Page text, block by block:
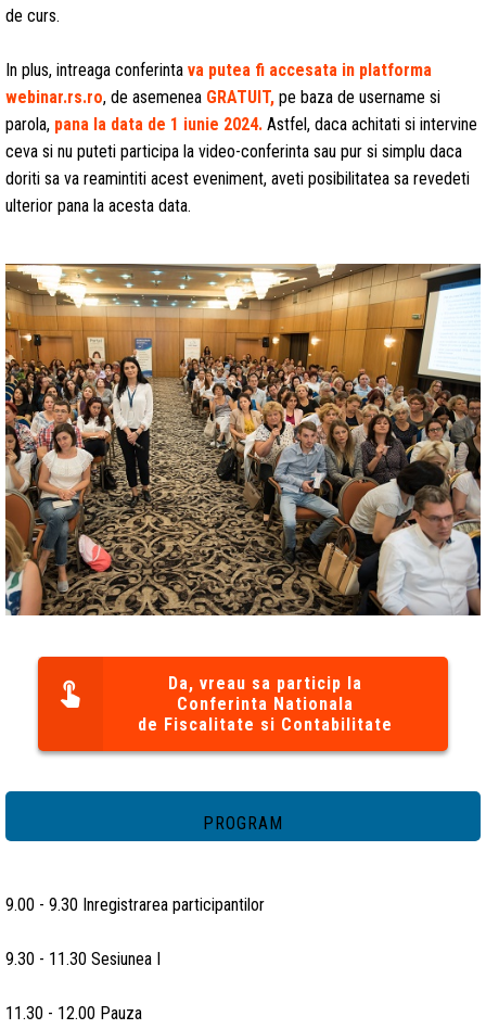
de curs.
In plus, intreaga conferinta va putea fi accesata in platforma
webinar.rs.ro, de asemenea GRATUIT, pe baza de username si
parola, pana la data de 1 iunie 2024. Astfel, daca achitati si intervine
ceva si nu puteti participa la video-conferinta sau pur si simplu daca
doriti sa va reamintiti acest eveniment, aveti posibilitatea sa revedeti
ulterior pana la acesta data.
Da, vreau sa particip la
Conferinta Nationala
de Fiscalitate si Contabilitate
PROGRAM
9.00 - 9.30 Inregistrarea participantilor
9.30 - 11.30 Sesiunea I
11.30 - 12.00 Pauza